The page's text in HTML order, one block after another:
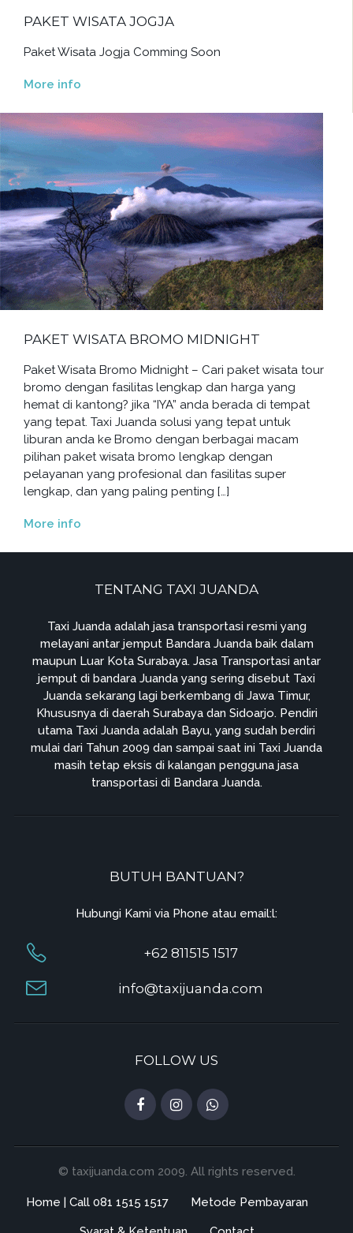
PAKET WISATA JOGJA
Paket Wisata Jogja Comming Soon
More info
PAKET WISATA BROMO MIDNIGHT
Paket Wisata Bromo Midnight – Cari paket wisata tour
bromo dengan fasilitas lengkap dan harga yang
hemat di kantong? jika “IYA” anda berada di tempat
yang tepat. Taxi Juanda solusi yang tepat untuk
liburan anda ke Bromo dengan berbagai macam
pilihan paket wisata bromo lengkap dengan
pelayanan yang profesional dan fasilitas super
lengkap, dan yang paling penting […]
More info
TENTANG TAXI JUANDA
Taxi Juanda adalah jasa transportasi resmi yang
melayani antar jemput Bandara Juanda baik dalam
maupun Luar Kota Surabaya. Jasa Transportasi antar
jemput di bandara Juanda yang sering disebut Taxi
Juanda sekarang lagi berkembang di Jawa Timur,
Khususnya di daerah Surabaya dan Sidoarjo. Pendiri
utama Taxi Juanda adalah Bayu, yang sudah berdiri
mulai dari Tahun 2009 dan sampai saat ini Taxi Juanda
masih tetap eksis di kalangan pengguna jasa
transportasi di Bandara Juanda.
BUTUH BANTUAN?
Hubungi Kami via Phone atau email:l:
+62 811515 1517
info@taxijuanda.com
FOLLOW US
© taxijuanda.com 2009. All rights reserved.
Home | Call 081 1515 1517 Metode Pembayaran